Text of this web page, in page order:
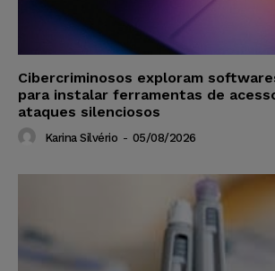
Cibercriminosos exploram
para instalar ferramentas de
ataques silenciosos
Karina Silvério - 05/08/2026